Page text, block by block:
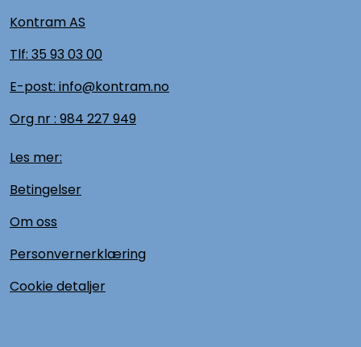
Kontram AS
Tlf: 35 93 03 00
E-post: info@kontram.no
Org nr : 984 227 949
Les mer:
Betingelser
Om oss
Personvernerklæring
Cookie detaljer